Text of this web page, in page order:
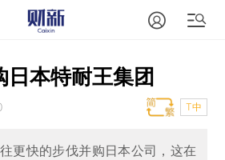
日本特耐王集团
T中
更快的步伐并购日本公司，这在